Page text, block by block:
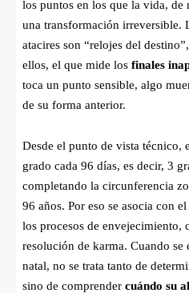
los puntos en los que la vida, de
una transformación irreversible.
atacires son “relojes del
ellos, el que mide los finales
toca un punto sensible, algo
de su forma anterior.
Desde el punto de vista técnico,
grado cada 96 días, es decir, 3
completando la circunferencia
96 años. Por eso se asocia con el
los procesos de envejecimiento,
resolución de karma. Cuando se
natal, no se trata tanto de
sino de comprender cuándo su